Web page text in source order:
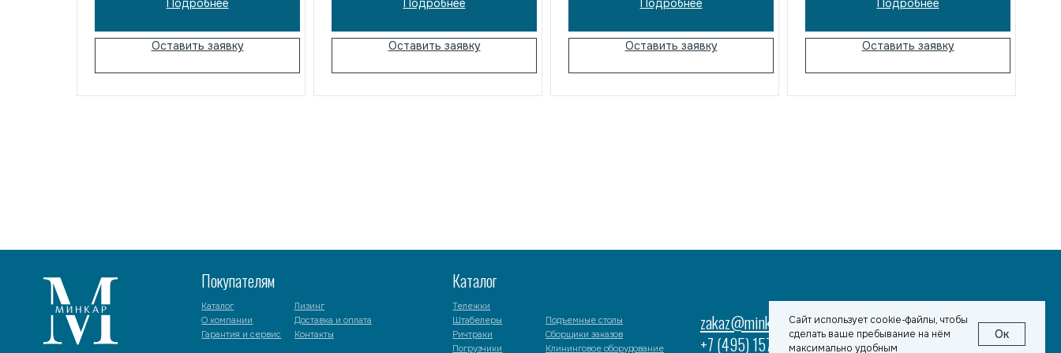
центрах и производственных
для складской логистики и работы
с паллетами.
Подробнее
Оставить заявку
Подробнее
Оставить заявку
распределительных центрах и
Надежное решение для складской
логистики и работы с паллетами.
Подробнее
Оставить заявку
размещения грузов на высоте.
логистики.
Подробнее
Оставить заявку
Сайт использует cookie-файлы, чтобы
сделать ваше пребывание на нём
максимально удобным
Ок